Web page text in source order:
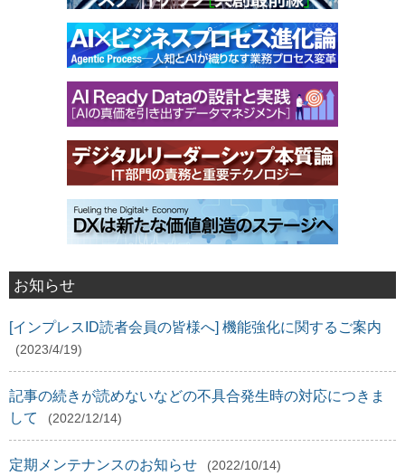
お知らせ
[インプレスID読者会員の皆様へ] 機能強化に関するご案内
(2023/4/19)
記事の続きが読めないなどの不具合発生時の対応につきま
して
(2022/12/14)
定期メンテナンスのお知らせ (2022/10/14)